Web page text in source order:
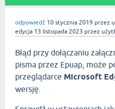
odpowiedź 10 stycznia 2019 przez
edycja 13 listopada 2023 przez
Błąd przy dołączaniu
pisma przez Epuap, może
przeglądarce Microsoft
wersję.